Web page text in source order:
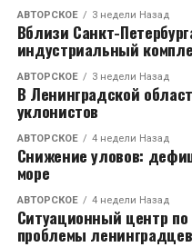
АВТОРСКОЕ 3 недели Назад
Вблизи Санкт-
индустриальный
АВТОРСКОЕ 3 недели Назад
В Ленинградской
уклонистов
АВТОРСКОЕ 4 недели Назад
Снижение уловов:
море
АВТОРСКОЕ 4 недели Назад
Ситуационный центр по
проблемы